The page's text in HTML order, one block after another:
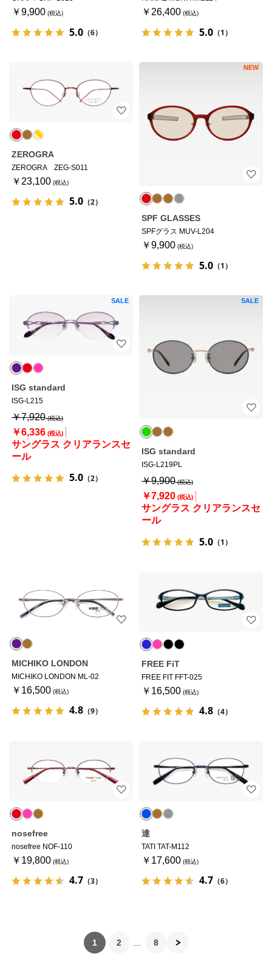
￥9,900
5.0 （6）
￥26,400
5.0 （1）
ZEROGRA
ZEROGRA ZEG-S011
￥23,100
5.0 （2）
NEW
SPF GLASSES
SPFグラス MUV-L204
￥9,900
5.0 （1）
SALE
ISG standard
ISG-L215
サングラス クリアランスセ
ール
￥6,336
￥7,920
5.0 （2）
SALE
ISG standard
ISG-L219PL
サングラス クリアランスセ
ール
￥7,920
￥9,900
5.0 （1）
MICHIKO LONDON
MICHIKO LONDON ML-02
￥16,500
4.8 （9）
FREE FiT
FREE FIT FFT-025
￥16,500
4.8 （4）
nosefree
nosefree NOF-110
￥19,800
4.7 （3）
達
TATI TAT-M112
￥17,600
4.7 （6）
1 2 8